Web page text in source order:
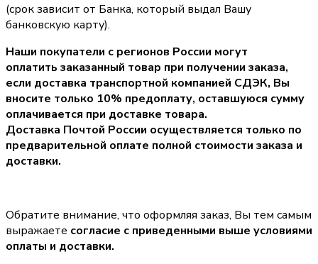
(срок зависит от Банка, который выдал Вашу
банковскую карту).
Наши покупатели с регионов России могут
оплатить заказанный товар при получении заказа,
если доставка транспортной компанией СДЭК, Вы
вносите только 10% предоплату, оставшуюся сумму
оплачивается при доставке товара.
Доставка Почтой России осуществляется только по
предварительной оплате полной стоимости заказа и
доставки.
Обратите внимание, что оформляя заказ, Вы тем самым
выражаете согласие с приведенными выше условиями
оплаты и доставки.